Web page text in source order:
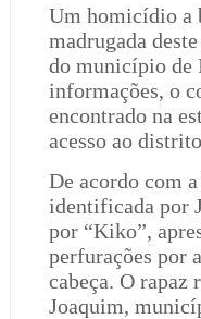
Um homicídio a
madrugada
do município de
informações, o
encontrado na
acesso ao
De acordo com
identificada por
por “Kiko”,
perfurações por
cabeça. O rapaz
Joaquim,